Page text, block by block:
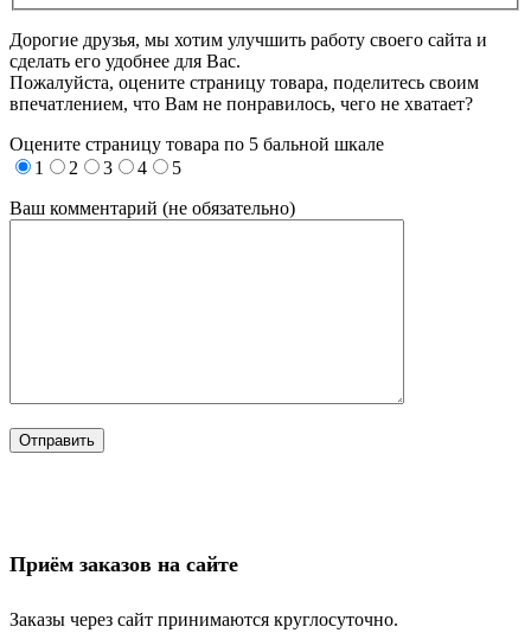
Дорогие друзья, мы хотим улучшить работу своего сайта и
сделать его удобнее для Вас.
Пожалуйста, оцените страницу товара, поделитесь своим
впечатлением, что Вам не понравилось, чего не хватает?
Оцените страницу товара по 5 бальной шкале
1
2 3 4
5
Ваш комментарий (не обязательно)
Приём заказов на сайте
Заказы через сайт принимаются круглосуточно.